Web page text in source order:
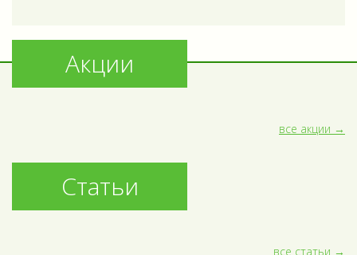
Акции
все акции
Статьи
все статьи